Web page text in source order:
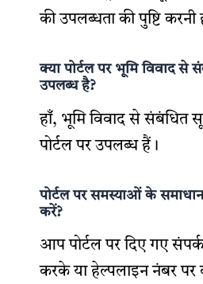
की उपलब्धता की पुष्टि करनी
क्या पोर्टल पर भूमि विवाद से
उपलब्ध है?
हाँ, भूमि विवाद से संबंधित
पोर्टल पर उपलब्ध हैं।
पोर्टल पर समस्याओं के
करें?
आप पोर्टल पर दिए गए
करके या हेल्पलाइन नंबर